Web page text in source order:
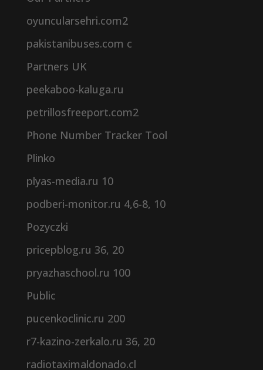
oyuncularsehri.com2
pakistanibuses.com c
Partners UK
peekaboo-kaluga.ru
petrillosfreeport.com2
Phone Number Tracker Tool
Plinko
plyas-media.ru 10
podberi-monitor.ru 4,6-8, 10
Pozyczki
pricepblog.ru 36, 20
pryazhaschool.ru 100
Public
pucenkoclinic.ru 200
r7-kazino-zerkalo.ru 36, 20
radiotaximaldonado.cl